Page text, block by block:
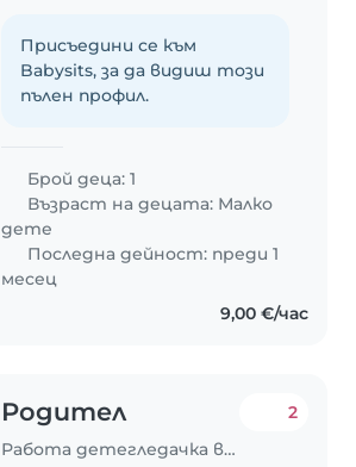
Присъедини се към
Babysits, за да видиш този
пълен профил.
Брой деца: 1
Възраст на децата: Малко
дете
Последна дейност: преди 1
месец
9,00 €/час
Родител
Работа детегледачка в Стара Загора
2